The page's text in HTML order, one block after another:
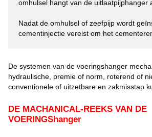
omhulsel hangt van de uitlaatpijphanger
Nadat de omhulsel of zeefpijp wordt
cementinjectie vereist om het
De systemen van de voeringshanger
hydraulische, premie of norm, roterend of
conventionele of uitzetbare en zakmisstap
DE MACHANICAL-REEKS VAN DE
VOERINGShanger